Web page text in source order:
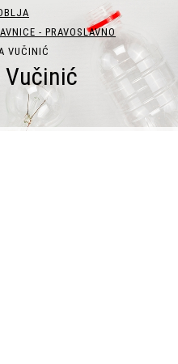
Vučinić
- PRAVOSLAVNO
VUČINIĆ